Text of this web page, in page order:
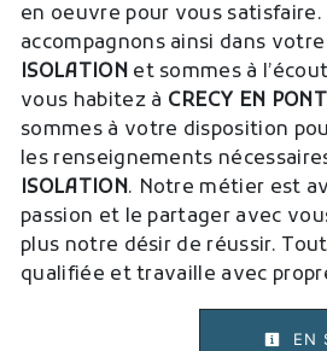
en oeuvre pour vous satisfaire.
accompagnons ainsi dans
ISOLATIONet sommes à
vous habitez à CRECY EN
sommes à votre disposition
les renseignements
ISOLATION. Notre métier est
passion et le partager avec
plus notre désir de réussir.
qualifiée et travaille avec
EN